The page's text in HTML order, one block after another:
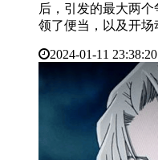
后，引发的最大两
领了便当，以及开场
2024-01-11 23:38:20